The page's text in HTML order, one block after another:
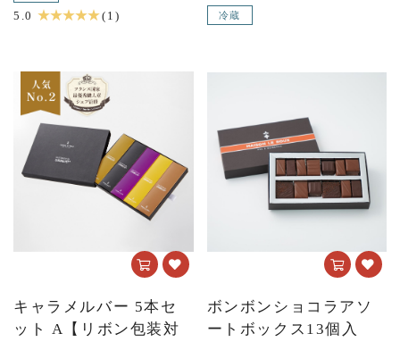
5.0 ★ ★ ★ ★ ★(1) 冷蔵
キャラメルバー 5本セ
ット A【リボン包装対
ボンボンショコラアソ
ートボックス13個入